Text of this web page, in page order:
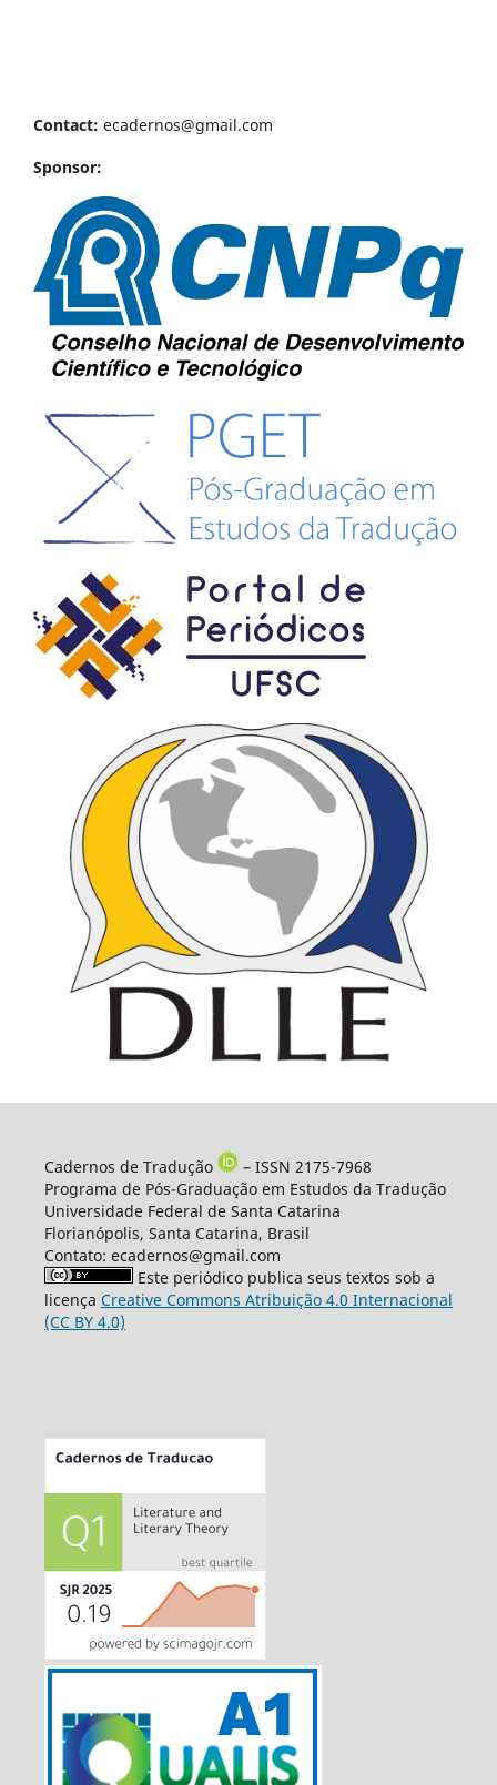
Contact: ecadernos@gmail.com
Sponsor:
Cadernos de Tradução
– ISSN 2175-7968
Programa de Pós-Graduação em Estudos da Tradução
Universidade Federal de Santa Catarina
Florianópolis, Santa Catarina, Brasil
Contato: ecadernos@gmail.com
Este periódico publica seus textos sob a
licença Creative Commons Atribuição 4.0 Internacional
(CC BY 4.0)